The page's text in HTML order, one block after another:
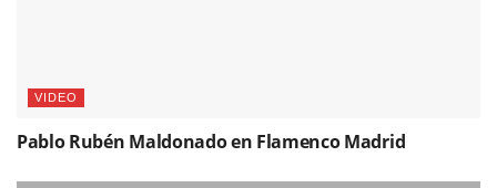
VIDEO
Pablo Rubén Maldonado en Flamenco Madrid